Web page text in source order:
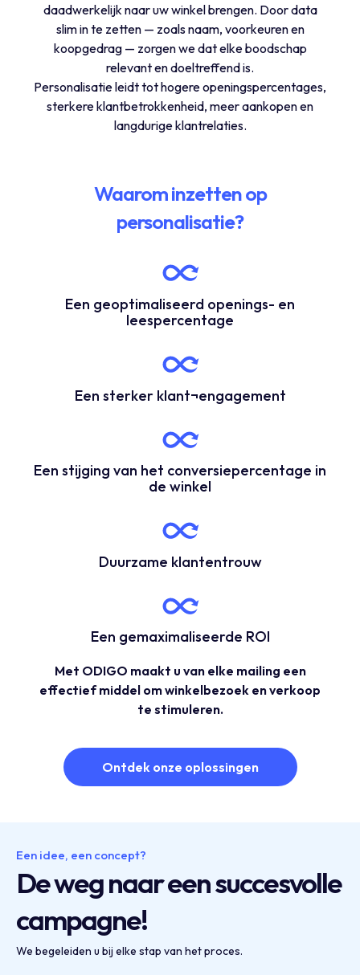
daadwerkelijk naar uw winkel brengen. Door data
slim in te zetten — zoals naam, voorkeuren en
koopgedrag — zorgen we dat elke boodschap
relevant en doeltreffend is.
Personalisatie leidt tot hogere openingspercentages,
sterkere klantbetrokkenheid, meer aankopen en
langdurige klantrelaties.
Waarom inzetten op
personalisatie?
Een geoptimaliseerd openings- en
leespercentage
Een sterker klant¬engagement
Een stijging van het conversiepercentage in
de winkel
Duurzame klantentrouw
Een gemaximaliseerde ROI
Met ODIGO maakt u van elke mailing een
effectief middel om winkelbezoek en verkoop
te stimuleren.
Ontdek onze oplossingen
Een idee, een concept?
De weg naar een succesvolle
campagne!
We begeleiden u bij elke stap van het proces.